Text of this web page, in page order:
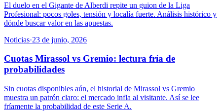
El duelo en el Gigante de Alberdi repite un guion de la Liga
Profesional: pocos goles, tensión y localía fuerte. Análisis histórico y
dónde buscar valor en las apuestas.
Noticias·23 de junio, 2026
Cuotas Mirassol vs Gremio: lectura fría de
probabilidades
Sin cuotas disponibles aún, el historial de Mirassol vs Gremio
muestra un patrón claro: el mercado infla al visitante. Así se lee
fríamente la probabilidad de este Serie A.